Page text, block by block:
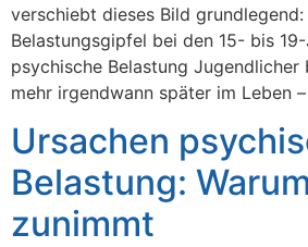
verschiebt dieses Bild
Belastungsgipfel bei den 15- bis
psychische Belastung
mehr irgendwann später im Leben
Ursachen
Belastung:
zunimmt